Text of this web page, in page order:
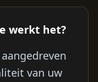
werkt het?
van uw